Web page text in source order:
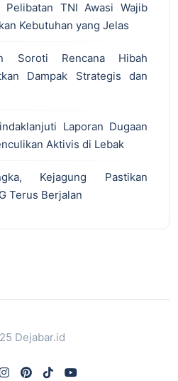
Pelibatan TNI Awasi Wajib
Kebutuhan yang Jelas
Soroti Rencana Hibah
Dampak Strategis dan
Laporan Dugaan
Aktivis di Lebak
Kejagung Pastikan
Terus Berjalan
Dejabar.id